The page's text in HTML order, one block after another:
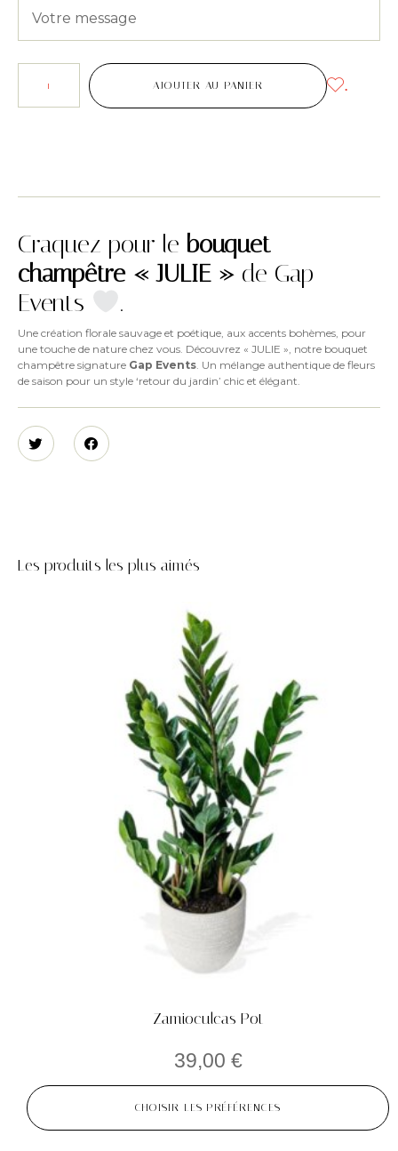
AJOUTER AU PANIER .
Craquez pour le bouquet
champêtre « JULIE » de Gap
Events
.
Une création florale sauvage et poétique, aux accents bohèmes, pour
une touche de nature chez vous. Découvrez « JULIE », notre bouquet
champêtre signature Gap Events . Un mélange authentique de fleurs
de saison pour un style ‘retour du jardin’ chic et élégant.
Les produits les plus aimés
Zamioculcas Pot
39,00 €
CHOISIR LES PRÉFÉRENCES